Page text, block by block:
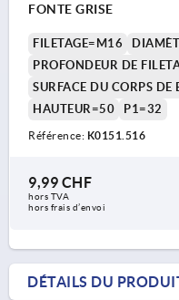
FONTE GRISE
FILETAGE=M16
PROFONDEUR DE
SURFACE DU CORPS
HAUTEUR=50
P1=32
Référence: K0151.516
9,99 CHF
hors TVA
hors frais d’envoi
DÉTAILS DU